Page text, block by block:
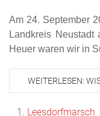
Am 24. September
Landkreis
Heuer waren wir in
WEITERLESEN:
Leesdorfmarsch